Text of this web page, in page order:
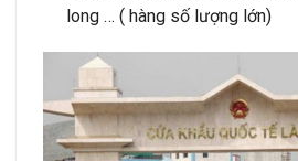
long … ( hàng số lượng lớn)